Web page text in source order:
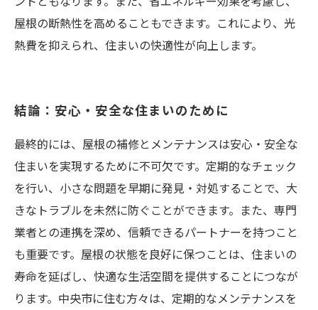
屋根の断熱性を高めることもできます。これにより、光
熱費を抑えられ、住まいの快適性が向上します。
結論：安心・安全な住まいのために
最終的には、屋根の補修とメンテナンスは安心・安全な
住まいを実現するために不可欠です。定期的なチェック
を行い、小さな問題を早期に発見・対処することで、大
きなトラブルを未然に防ぐことができます。また、専門
業者との連携を深め、信頼できるパートナーを持つこと
も重要です。屋根の状態を良好に保つことは、住まいの
寿命を延ばし、快適な生活空間を提供することにつなが
ります。中央市に住む方々は、定期的なメンテナンスを